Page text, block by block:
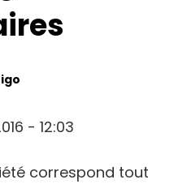
- 12:03
correspond tout